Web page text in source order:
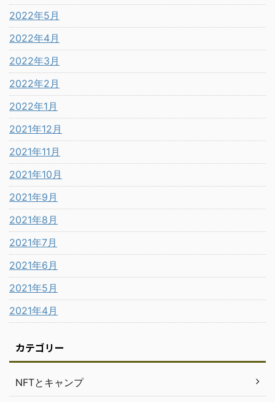
2022年5月
2022年4月
2022年3月
2022年2月
2022年1月
2021年12月
2021年11月
2021年10月
2021年9月
2021年8月
2021年7月
2021年6月
2021年5月
2021年4月
カテゴリー
NFTとキャンプ